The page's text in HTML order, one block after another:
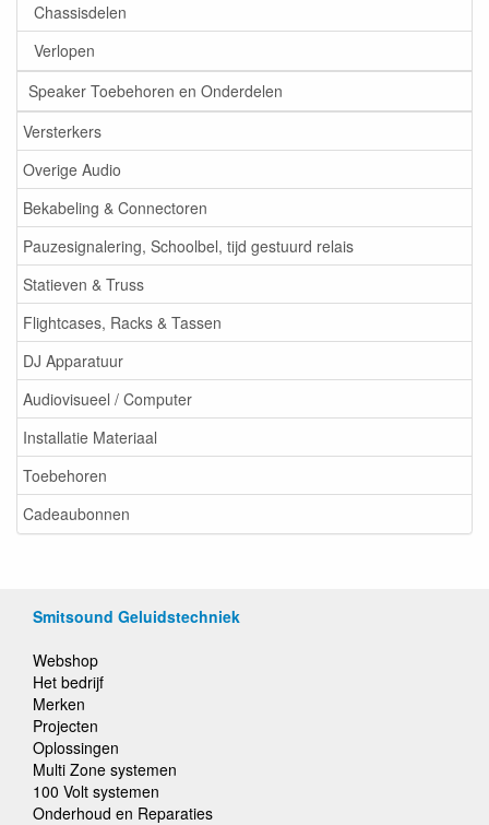
Chassisdelen
Verlopen
Speaker Toebehoren en Onderdelen
Versterkers
Overige Audio
Bekabeling & Connectoren
Pauzesignalering, Schoolbel, tijd gestuurd relais
Statieven & Truss
Flightcases, Racks & Tassen
DJ Apparatuur
Audiovisueel / Computer
Installatie Materiaal
Toebehoren
Cadeaubonnen
Smitsound Geluidstechniek
Webshop
Het bedrijf
Merken
Projecten
Oplossingen
Multi Zone systemen
100 Volt systemen
Onderhoud en Reparaties